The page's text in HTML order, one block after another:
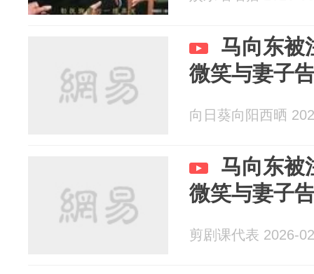
马向东被
微笑与妻子
向日葵向阳西晒
马向东被
微笑与妻子
剪剧课代表 2026-